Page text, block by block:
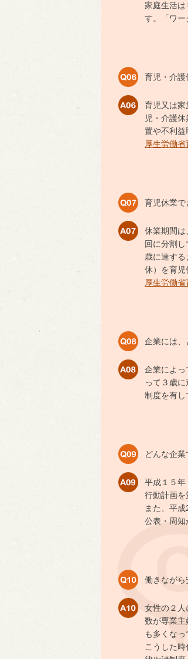
家庭生活は
す。「ワー
育児・介護
育児又は家
児・介護
置や不利益
厚生労働
育児休業で
休業期間は
回に分割
歳に達す
休）を育児
厚生労働
企業には、
企業によっ
って３歳
制度を有し
どんな企
平成１５年
行動計画を
また、平
公表・周知
働きながら
女性の２人
数が専業主
も多くなっ
こうした時